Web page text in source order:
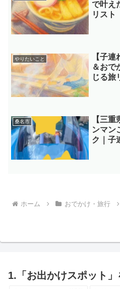
で叶え
リスト
やりたいこと
【子
＆おで
じる旅
桑名市
【三
ンマン
ク｜子
ホーム おでかけ・旅行
1.「お出かけスポット